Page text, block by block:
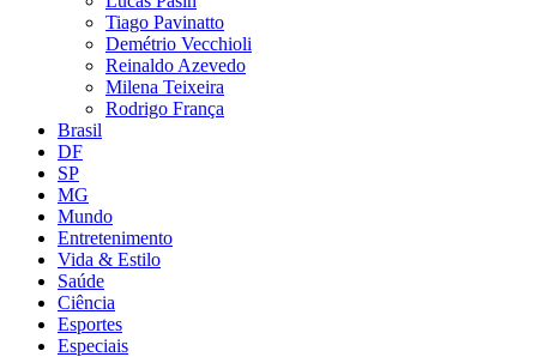
Tiago Pavinatto
Demétrio Vecchioli
Reinaldo Azevedo
Milena Teixeira
Rodrigo França
Brasil
DF
SP
MG
Mundo
Entretenimento
Vida & Estilo
Saúde
Ciência
Esportes
Especiais